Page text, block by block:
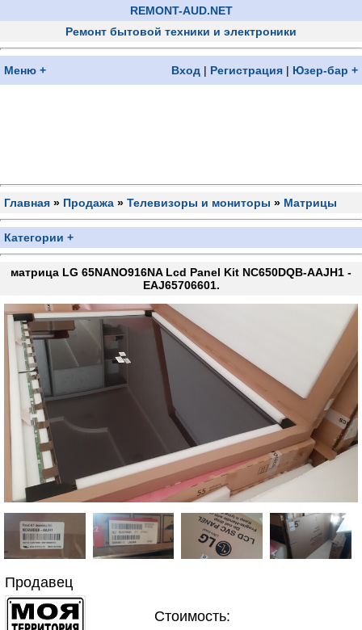
REMONT-AUD.NET
Ремонт бытовой техники и электроники
Меню + Вход | Регистрация | Юзер-бар +
Главная » Продажа » Телевизоры и мониторы » Матрицы
Категории +
матрица LG 65NANO916NA Lcd Panel Kit NC650DQB-AAJH1 -
EAJ65706601.
Продавец
Стоимость: